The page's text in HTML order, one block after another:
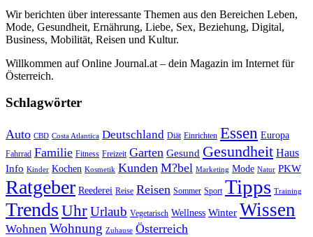
Wir berichten über interessante Themen aus den Bereichen Leben,
Mode, Gesundheit, Ernährung, Liebe, Sex, Beziehung, Digital,
Business, Mobilität, Reisen und Kultur.
Willkommen auf Online Journal.at – dein Magazin im Internet für
Österreich.
Schlagwörter
Auto CBD Costa Atlantica Deutschland Diät Einrichten Essen Europa
Fahrrad Familie Fitness Freizeit Garten Gesund Gesundheit Haus
Info Kinder Kochen Kosmetik Kunden M?bel Marketing Mode Natur PKW
Ratgeber Reederei Reise Reisen Sommer Sport Tipps Training
Trends UhrUrlaub Vegetarisch Wellness Winter Wissen
Wohnen Wohnung Zuhause Österreich